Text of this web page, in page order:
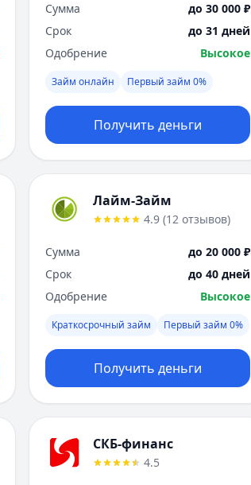
Сумма
до 30 000 ₽
Срок
до 31 дней
Одобрение
Высокое
Займ онлайн Первый займ 0%
Получить деньги
Лайм-Займ
4.9 (12 отзывов)
Сумма
до 20 000 ₽
Срок
до 40 дней
Одобрение
Высокое
Краткосрочный займ Первый займ 0%
Получить деньги
СКБ-финанс
4.5